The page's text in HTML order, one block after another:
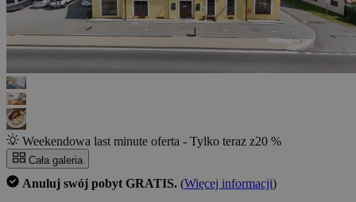
Weekendowa last minute oferta - Tylko teraz z20 %
Cała galeria
Anuluj swój pobyt GRATIS. (Więcej informacji)